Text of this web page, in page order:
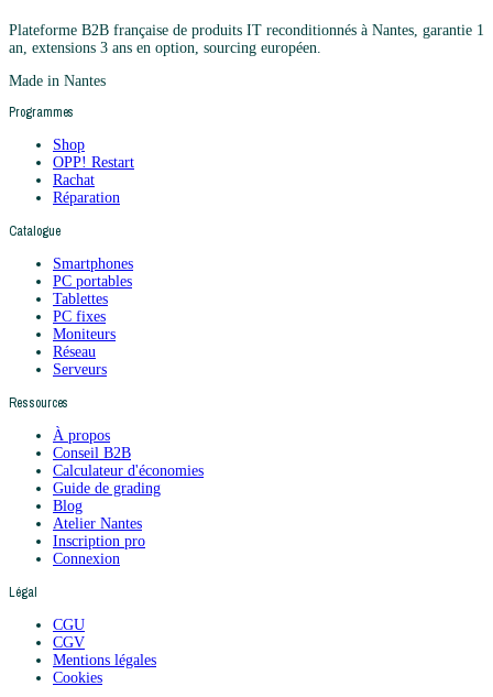
Plateforme B2B française de produits IT reconditionnés à Nantes, garantie 1
an, extensions 3 ans en option, sourcing européen.
Made in Nantes
Programmes
Shop
OPP! Restart
Rachat
Réparation
Catalogue
Smartphones
PC portables
Tablettes
PC fixes
Moniteurs
Réseau
Serveurs
Ressources
À propos
Conseil B2B
Calculateur d'économies
Guide de grading
Blog
Atelier Nantes
Inscription pro
Connexion
Légal
CGU
CGV
Mentions légales
Cookies